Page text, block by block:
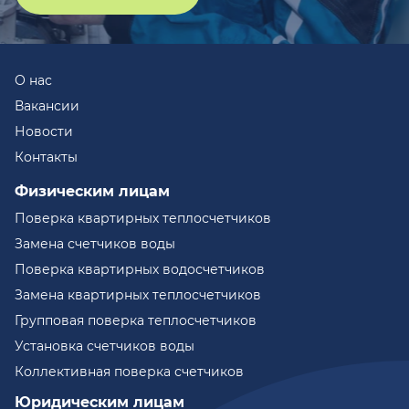
О нас
Вакансии
Новости
Контакты
Физическим лицам
Поверка квартирных теплосчетчиков
Замена счетчиков воды
Поверка квартирных водосчетчиков
Замена квартирных теплосчетчиков
Групповая поверка теплосчетчиков
Установка счетчиков воды
Коллективная поверка счетчиков
Юридическим лицам